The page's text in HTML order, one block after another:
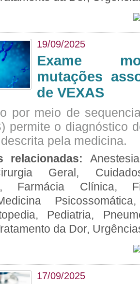
19/09/2025
Exame
mutações
de VEXAS
por meio de
permite o diagnóstico
pela medicina.
relacionadas:
Geral,
Farmácia Clínica,
Pediatria,
da Dor,
17/09/2025